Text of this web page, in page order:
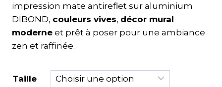
impression mate antireflet sur aluminium
DIBOND, couleurs vives, décor mural
moderne et prêt à poser pour une ambiance
zen et raffinée.
Taille